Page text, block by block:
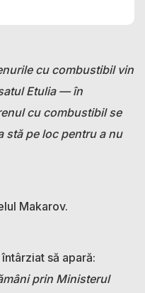
cu combustibil vin
Etulia — în
cu combustibil se
stă pe loc pentru a nu
Makarov.
să apară:
prin Ministerul